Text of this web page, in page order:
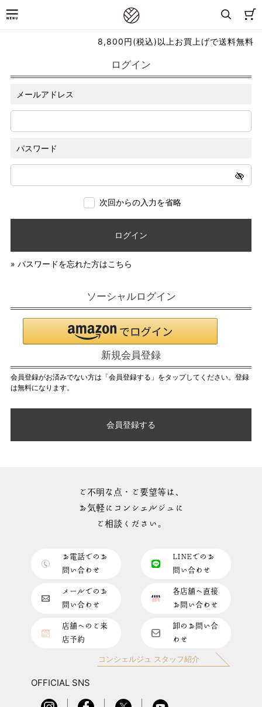
8,800円(税込)以上お買上げで送料無料
ログイン
メールアドレス
パスワード
次回からの入力を省略
ログイン
» パスワードを忘れた方はこちら
ソーシャルログイン
新規会員登録
会員登録がお済みでない方は「会員登録する」をタップしてください。登録
は無料になります。
会員登録する
ご不明な点・ご要望等は、
お気軽にコンシェルジュに
ご相談ください。
お電話でのお
問い合わせ
LINEでのお
問い合わせ
メールでのお
問い合わせ
各店舗へ直接
お問い合わせ
店舗へのご来
店予約
卸のお問い合
わせ
コンシェルジュ スタッフ紹介
OFFICIAL SNS